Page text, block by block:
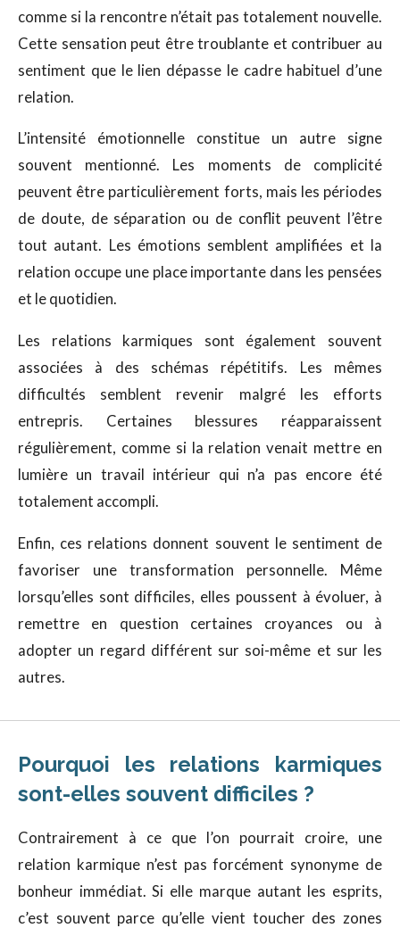
comme si la rencontre n’était pas totalement nouvelle.
Cette sensation peut être troublante et contribuer au
sentiment que le lien dépasse le cadre habituel d’une
relation.
L’intensité émotionnelle constitue un autre signe
souvent mentionné. Les moments de complicité
peuvent être particulièrement forts, mais les périodes
de doute, de séparation ou de conflit peuvent l’être
tout autant. Les émotions semblent amplifiées et la
relation occupe une place importante dans les pensées
et le quotidien.
Les relations karmiques sont également souvent
associées à des schémas répétitifs. Les mêmes
difficultés semblent revenir malgré les efforts
entrepris. Certaines blessures réapparaissent
régulièrement, comme si la relation venait mettre en
lumière un travail intérieur qui n’a pas encore été
totalement accompli.
Enfin, ces relations donnent souvent le sentiment de
favoriser une transformation personnelle. Même
lorsqu’elles sont difficiles, elles poussent à évoluer, à
remettre en question certaines croyances ou à
adopter un regard différent sur soi-même et sur les
autres.
Pourquoi les relations karmiques
sont-elles souvent difficiles ?
Contrairement à ce que l’on pourrait croire, une
relation karmique n’est pas forcément synonyme de
bonheur immédiat. Si elle marque autant les esprits,
c’est souvent parce qu’elle vient toucher des zones